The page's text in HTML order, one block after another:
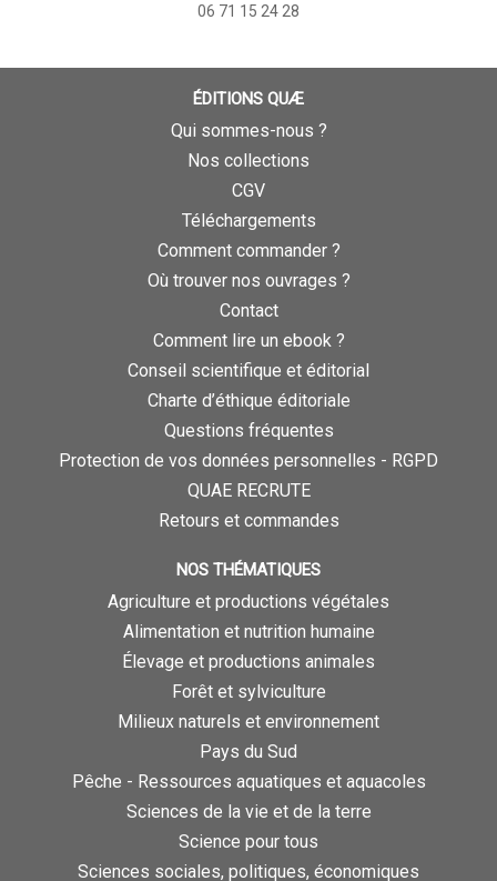
06 71 15 24 28
ÉDITIONS QUÆ
Qui sommes-nous ?
Nos collections
CGV
Téléchargements
Comment commander ?
Où trouver nos ouvrages ?
Contact
Comment lire un ebook ?
Conseil scientifique et éditorial
Charte d’éthique éditoriale
Questions fréquentes
Protection de vos données personnelles - RGPD
QUAE RECRUTE
Retours et commandes
NOS THÉMATIQUES
Agriculture et productions végétales
Alimentation et nutrition humaine
Élevage et productions animales
Forêt et sylviculture
Milieux naturels et environnement
Pays du Sud
Pêche - Ressources aquatiques et aquacoles
Sciences de la vie et de la terre
Science pour tous
Sciences sociales, politiques, économiques